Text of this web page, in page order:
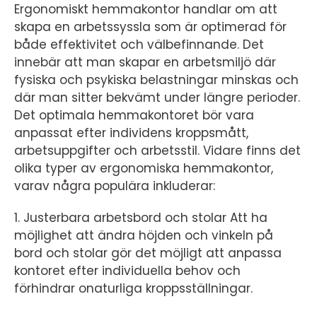
Ergonomiskt hemmakontor handlar om att
skapa en arbetssyssla som är optimerad för
både effektivitet och välbefinnande. Det
innebär att man skapar en arbetsmiljö där
fysiska och psykiska belastningar minskas och
där man sitter bekvämt under längre perioder.
Det optimala hemmakontoret bör vara
anpassat efter individens kroppsmått,
arbetsuppgifter och arbetsstil. Vidare finns det
olika typer av ergonomiska hemmakontor,
varav några populära inkluderar:
1. Justerbara arbetsbord och stolar Att ha
möjlighet att ändra höjden och vinkeln på
bord och stolar gör det möjligt att anpassa
kontoret efter individuella behov och
förhindrar onaturliga kroppsställningar.